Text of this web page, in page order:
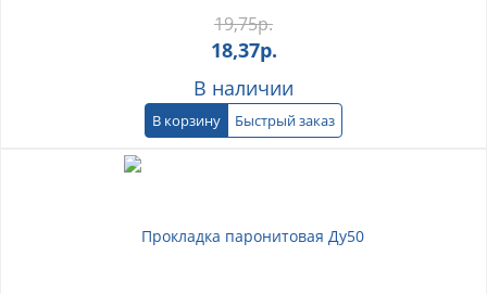
19,75р.
18,37р.
В наличии
В корзину Быстрый заказ